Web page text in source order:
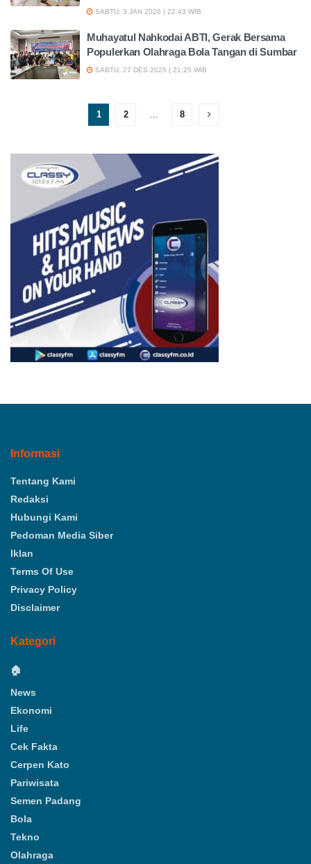
SABTU, 3 JAN 2026 | 22:43 WIB
Muhayatul Nahkodai ABTI, Gerak Bersama
Populerkan Olahraga Bola Tangan di Sumbar
SABTU, 27 DES 2025 | 21:25 WIB
1 2 … 8
Informasi
Tentang Kami
Redaksi
Hubungi Kami
Pedoman Media Siber
Iklan
Terms Of Use
Privacy Policy
Disclaimer
Kategori
🏠
News
Ekonomi
Life
Cek Fakta
Cerpen Kato
Pariwisata
Semen Padang
Bola
Tekno
Olahraga